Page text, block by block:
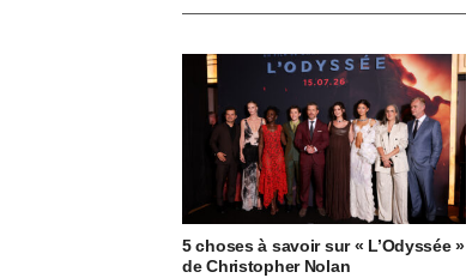
5 choses à savoir sur « L’Odyssée »
de Christopher Nolan